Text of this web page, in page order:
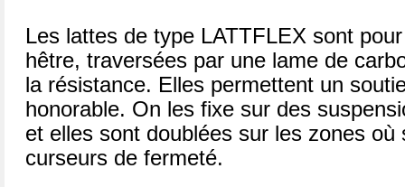
Les lattes de type LATTFLEX sont
hêtre, traversées par une lame de
la résistance. Elles permettent un
honorable. On les fixe sur des
et elles sont doublées sur les zones où
curseurs de fermeté.